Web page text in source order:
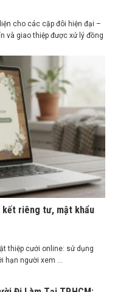
cho các cặp đôi hiện đại –
và giao thiệp được xử lý đồng
kết riêng tư, mật khẩu
thiệp cưới online: sử dụng
hạn người xem ...